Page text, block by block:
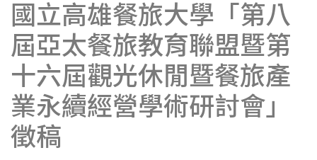
國立高雄餐旅大學「第八
屆亞太餐旅教育聯盟暨第
十六屆觀光休閒暨餐旅產
業永續經營學術研討會」
徵稿